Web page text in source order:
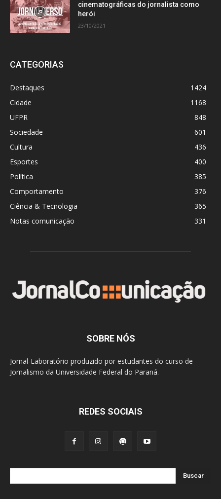
cinematográficas do jornalista como
herói
23/10/2021
CATEGORIAS
Destaques
1424
Cidade
1168
UFPR
848
Sociedade
601
Cultura
436
Esportes
400
Política
385
Comportamento
376
Ciência & Tecnologia
365
Notas comunicação
331
SOBRE NÓS
Jornal-Laboratório produzido por estudantes do curso de
Jornalismo da Universidade Federal do Paraná.
REDES SOCIAIS
Buscar